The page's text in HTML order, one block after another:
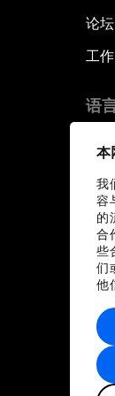
本
我
容
的
合
些
们
他
论
工
语